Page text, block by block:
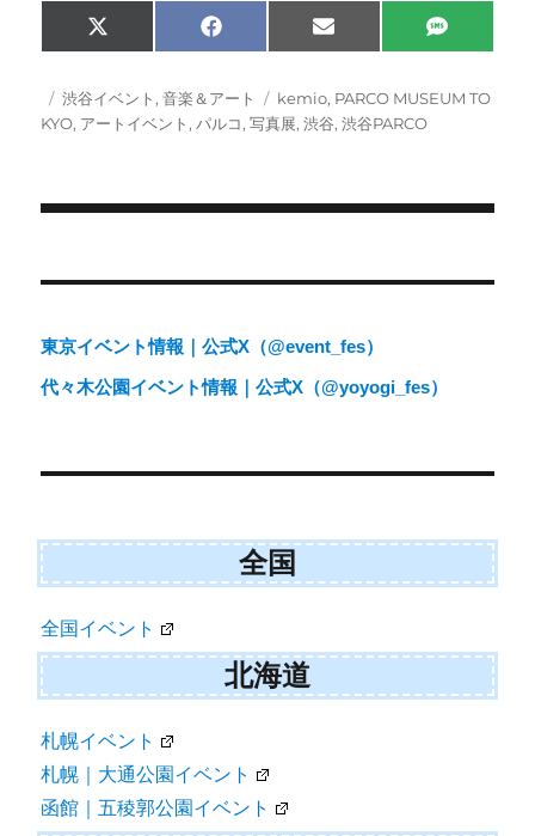
Share
on
X
(
w
t
)
Share
on
F
a
e
o
Share
on
E
m
i
l
Share
on
S
M
投
稿
カ
テ
渋谷イベント ,音楽＆アート
タ
グ
kemio, PARCO MUSEUM TO
KYO, アートイベント , パルコ,写真展,渋谷,渋谷PARCO
稿
ナ
ビ
ー
ョ
東京イベント情報｜公式X（@event_fes）
代々木公園イベント情報｜公式X（@yoyogi_fes）
全国
全国イベント
北海道
札幌イベント
札幌｜大通公園イベント
函館｜五稜郭公園イベント